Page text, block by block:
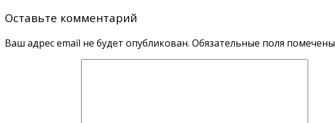
Оставьте комментарий
Ваш адрес email не будет опубликован. Обязательные поля помечены